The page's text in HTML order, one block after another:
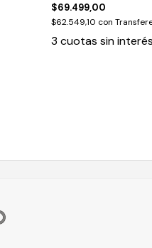
$69.499,00
$62.549,10 con
3 cuotas sin